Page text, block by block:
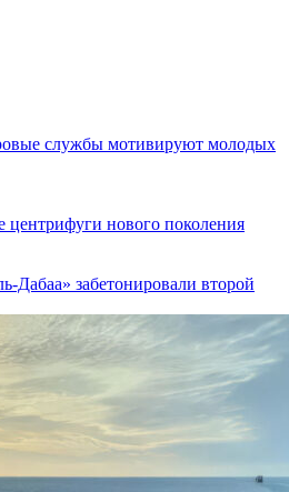
службы мотивируют молодых
центрифуги нового поколения
забетонировали второй